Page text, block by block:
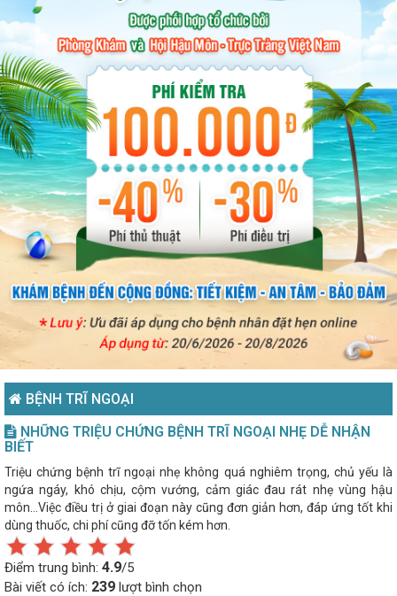
BỆNH TRĨ NGOẠI
NHỮNG TRIỆU CHỨNG BỆNH TRĨ NGOẠI NHẸ DỄ NHẬN
BIẾT
Triệu chứng bệnh trĩ ngoại nhẹ không quá nghiêm trọng, chủ yếu là
ngứa ngáy, khó chịu, cộm vướng, cảm giác đau rát nhẹ vùng hậu
môn…Việc điều trị ở giai đoạn này cũng đơn giản hơn, đáp ứng tốt khi
dùng thuốc, chi phí cũng đỡ tốn kém hơn.
Điểm trung bình: 4.9/5
Bài viết có ích: 239 lượt bình chọn